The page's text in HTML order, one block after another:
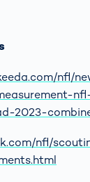
nfl/
2023-
nfl/